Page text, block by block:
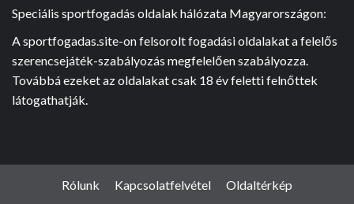
Speciális sportfogadás oldalak hálózata Magyarországon:
A sportfogadas.site-on felsorolt fogadási oldalakat a felelős
szerencsejáték-szabályozás megfelelően szabályozza.
Továbbá ezeket az oldalakat csak 18 év feletti felnőttek
látogathatják.
Rólunk Kapcsolatfelvétel Oldaltérkép